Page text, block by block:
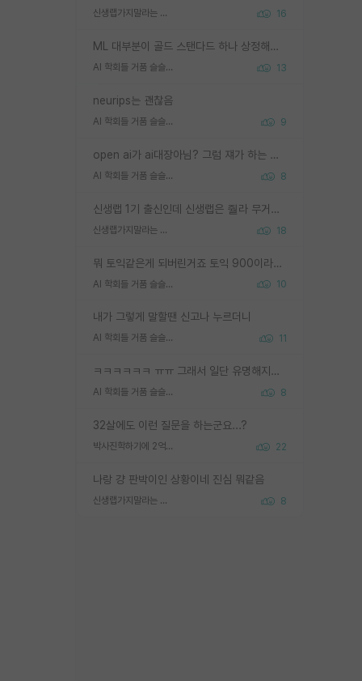
신생랩가지말라는 이유가 있었구나 16
ML 대부분이 골드 스탠다드 하나 상정해놓고 (벤치마크 데이터셋이 여러 개면 여러 개 상정) 그거 얼마나 잘 맞추나 싸움임 가끔 번뜩이는 설계 철학을 보여주는 논문들도 있지만 대부분 그거 성적 얼마나 더 올리느라에 혈안이 되어 있는 측면이 잇음
AI 학회들 거품 슬슬 지적이 나오네요 13
neurips는 괜찮음
AI 학회들 거품 슬슬 지적이 나오네요 9
open ai가 ai대장아님? 그럼 쟤가 하는 말이 다 맞겠네
AI 학회들 거품 슬슬 지적이 나오네요 8
신생랩 1기 출신인데 신생랩은 줠라 무거운 바벨 같은거임. 들면 대박인데 못들면 깔려 죽음. 아무도 알려주지 않는 환경에서 자생해야하지만, 일단 살아남았다면 그 어떤 사람보다 악착같고 생존력 높은 사람으로 거듭날 수 있음
신생랩가지말라는 이유가 있었구나 18
뭐 토익같은게 되버린거죠 토익 900이라고 영어잘하는건 아닙니다만 잘하는사람은 다 900을 넘는 그런
AI 학회들 거품 슬슬 지적이 나오네요 10
내가 그렇게 말할땐 신고나 누르더니
AI 학회들 거품 슬슬 지적이 나오네요 11
ㅋㅋㅋㅋㅋㅋ ㅠㅠ 그래서 일단 유명해지는게 중요한거같습니다
AI 학회들 거품 슬슬 지적이 나오네요 8
32살에도 이런 질문을 하는군요...?
박사진학하기에 2억은 괜찮은 (?) 정도의 경제력인가요 22
나랑 걍 판박이인 상황이네 진심 뭐같음
신생랩가지말라는 이유가 있었구나 8